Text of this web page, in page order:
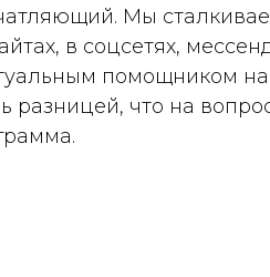
Мы
в соцсетях,
помощником
разницей, что на